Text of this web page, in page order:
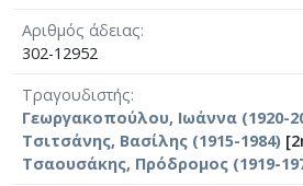
Αριθμός άδειας
302-12952
Τραγουδιστής
Γεωργακοπούλου, Ιωάννα (1920-
Τσιτσάνης, Βασίλης (1915-1984)
Τσαουσάκης, Πρόδρομος (1919-